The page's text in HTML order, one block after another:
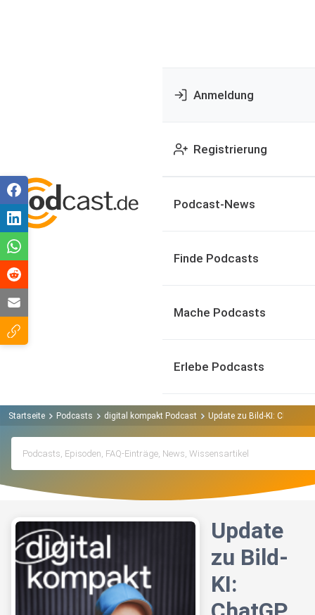
Anmeldung
Registrierung
Podcast-News
Finde Podcasts
Mache Podcasts
Erlebe Podcasts
Startseite Podcasts digital kompakt Podcast Update zu Bild-KI:
Update
zu Bild-
KI: